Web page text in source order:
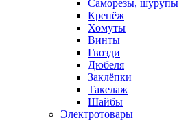
Саморезы, шурупы
Крепёж
Хомуты
Винты
Гвозди
Дюбеля
Заклёпки
Такелаж
Шайбы
Электротовары